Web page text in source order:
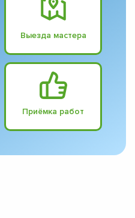
Выезда мастера
Приёмка работ